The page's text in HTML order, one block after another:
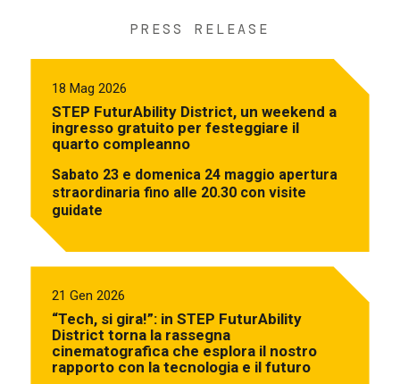
PRESS RELEASE
18 Mag 2026
STEP FuturAbility District, un weekend a
ingresso gratuito per festeggiare il
quarto compleanno
Sabato 23 e domenica 24 maggio apertura
straordinaria fino alle 20.30 con visite
guidate
21 Gen 2026
“Tech, si gira!”: in STEP FuturAbility
District torna la rassegna
cinematografica che esplora il nostro
rapporto con la tecnologia e il futuro